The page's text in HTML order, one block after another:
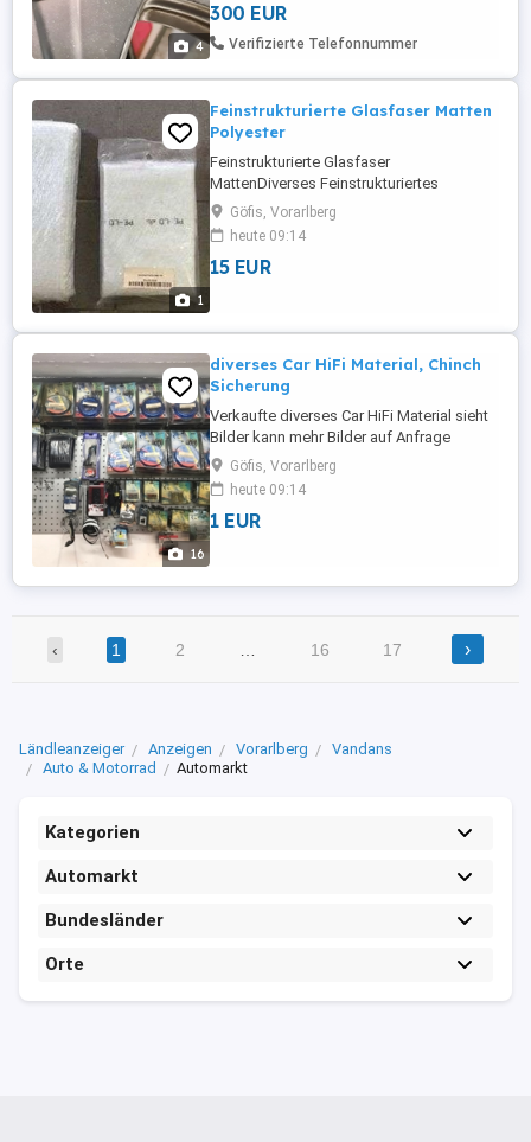
4
300 EUR
Verifizierte Telefonnummer
1
Feinstrukturierte Glasfaser Matten
Polyester
Feinstrukturierte Glasfaser
MattenDiverses Feinstrukturiertes
GlasfasermaterialSehr viel auf Lager je
Stück EUR15.00
Göfis, Vorarlberg
heute 09:14
15 EUR
16
diverses Car HiFi Material, Chinch
Sicherung
Verkaufte diverses Car HiFi Material sieht
Bilder kann mehr Bilder auf Anfrage
senden Macht mir Angebote
Göfis, Vorarlberg
heute 09:14
1 EUR
‹ 1 2 16 17 ›
Ländleanzeiger Anzeigen Vorarlberg
Vandans
Auto & Motorrad
Automarkt
Kategorien
Automarkt
Bundesländer
Orte